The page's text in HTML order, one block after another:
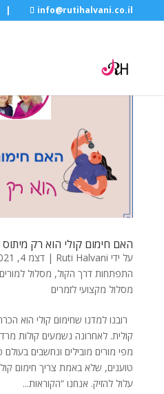
info@rutihalvani.co.il
האם חימום קולי הוא רק מיתוס
על ידי Ruti Halvani
| דצמ 4, 2021
התפתחות דרך הקול, מסלול
מסלול מקצועי לזמרים
רובנו למדנו שחימום קולי הוא
קולית. לאחרונה נשמעים קולות
מפי מורים מובילים ונחשבים
טוענים, שלא באמת צריך חימום
עלול להזיק. אנחנו “הקוראות...